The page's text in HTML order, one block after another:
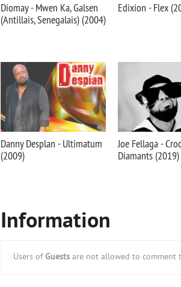
Diomay - Mwen Ka, Galsen
(Antillais, Senegalais) (2004)
Edixion - Flex
Danny Desplan - Ultimatum
(2009)
Joe Fellaga -
Diamants (2019)
Information
Users of Guests are not allowed to comment